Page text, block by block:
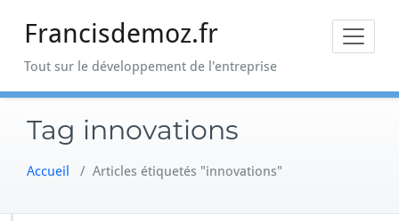
Francisdemoz.fr
Tout sur le développement de l'entreprise
Tag innovations
Accueil / Articles étiquetés "innovations"